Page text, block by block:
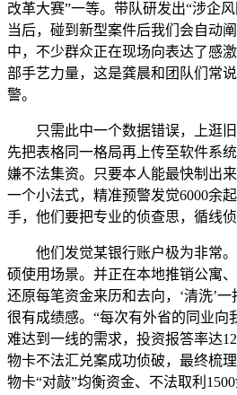
改革大赛”一等。带队研发出“涉企
当后，碰到新型案件后我们会自动
中，不少群众正在现场向表达了感
部手艺力量，这是龚晨和团队们常
警。
只需此中一个数据错误，上逛旧
先把表格同一格局再上传至软件系
嫌不法集资。只要本人能最快制出
一个小法式，精准预警发觉6000余
手，他们要把专业的侦查思，循线侦
他们发觉某银行账户极为非常。
硕使用场景。并正在本地推销公寓
还原每笔资金来历和去向，‘清洗’一
很有成绩感。“每次有外省的同业向
难达到一线的需求，投资报答率达
物卡不法汇兑案成功侦破，最终梳
物卡“对敲”均衡资金、不法取利